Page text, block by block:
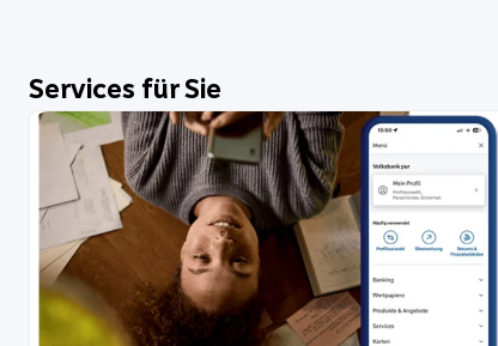
Services für Sie